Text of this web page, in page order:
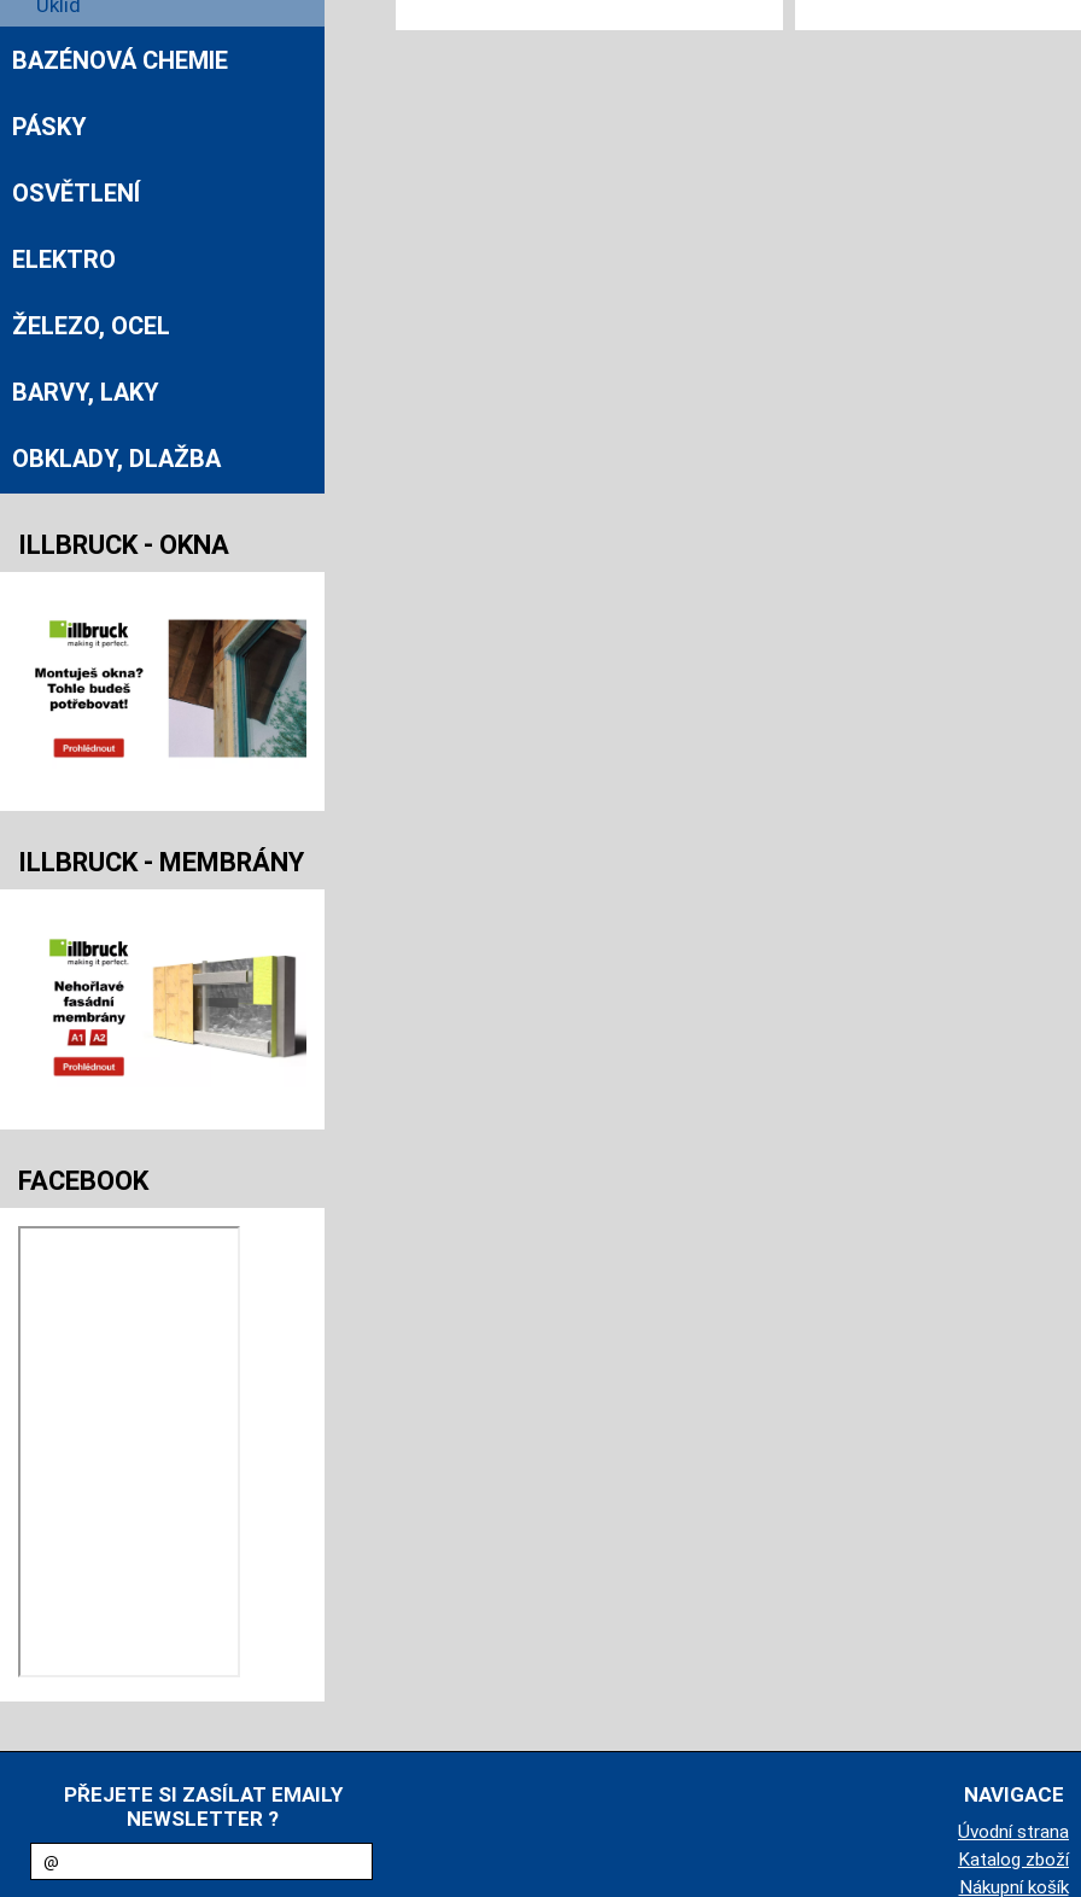
Úklid
BAZÉNOVÁ CHEMIE
PÁSKY
OSVĚTLENÍ
ELEKTRO
ŽELEZO, OCEL
BARVY, LAKY
OBKLADY, DLAŽBA
ILLBRUCK - OKNA
ILLBRUCK - MEMBRÁNY
FACEBOOK
PŘEJETE SI ZASÍLAT EMAILY
NEWSLETTER ?
NAVIGACE
Úvodní strana
Katalog zboží
Nákupní košík